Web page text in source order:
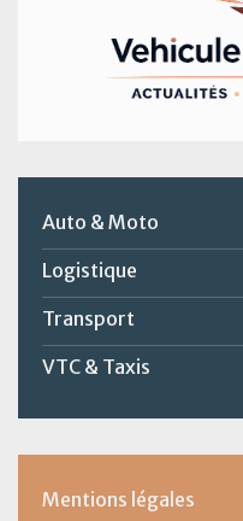
Auto & Moto
Logistique
Transport
VTC & Taxis
Mentions légales